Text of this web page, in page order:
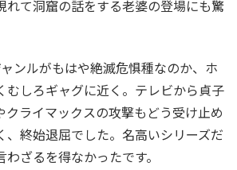
れて洞窟の話をする老婆の登場にも驚
ンルがもはや絶滅危惧種なのか、ホ
むしろギャグに近く。テレビから貞子
クライマックスの攻撃もどう受け止め
、終始退屈でした。名高いシリーズだ
ざるを得なかったです。